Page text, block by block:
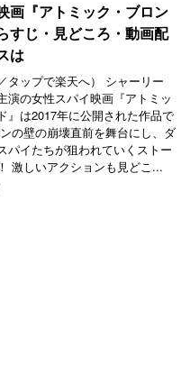
画『アトミック・ブロン
すじ・見どころ・動画配
は
タップで楽天へ） シャーリー
演の女性スパイ映画『アトミッ
』は2017年に公開された作品で
の壁の崩壊直前を舞台にし、ダ
パイたちが狙われていくストー
激しいアクションも見どこ...